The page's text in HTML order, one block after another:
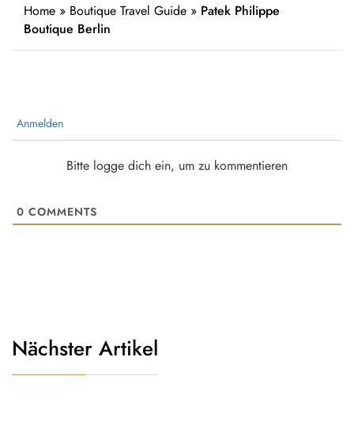
Home » Boutique Travel Guide » Patek Philippe
Boutique Berlin
Anmelden
Bitte logge dich ein, um zu kommentieren
0 COMMENTS
Nächster Artikel